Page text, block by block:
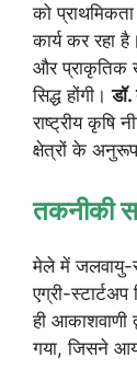
को
कार्य कर रहा
और प्राकृतिक
सिद्ध होंगी।डॉ.
राष्ट्रीय कृषि
क्षेत्रों के
तकनीकी
मेले में जलवायु-
एग्री-
ही आकाशवाणी
गया, जिसने